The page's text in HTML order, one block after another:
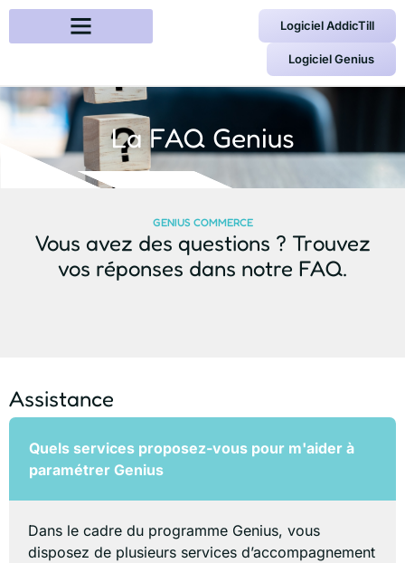
Logiciel AddicTill
Logiciel Genius
La FAQ Genius
GENIUS COMMERCE
Vous avez des questions ? Trouvez
vos réponses dans notre FAQ.
Assistance
Quels services proposez-vous pour m'aider à
paramétrer Genius
Dans le cadre du programme Genius, vous
disposez de plusieurs services d’accompagnement